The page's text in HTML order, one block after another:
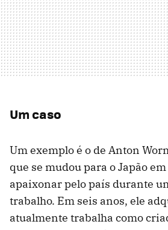
Um caso
Um exemplo é o de Anton
que se mudou para o Japão
apaixonar pelo país durante
trabalho. Em seis anos, ele
atualmente trabalha como